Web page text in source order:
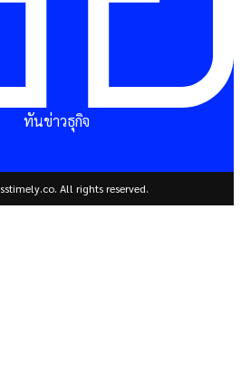
ทันข่าวธุกิจ
All rights reserved.